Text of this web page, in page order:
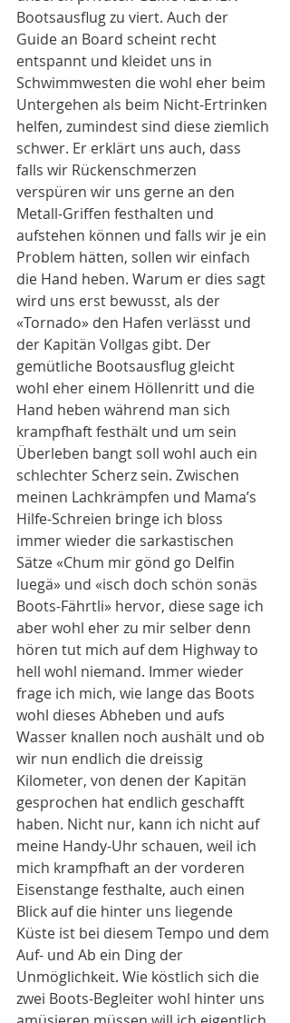
Bootsausflug zu viert. Auch der
Guide an Board scheint recht
entspannt und kleidet uns in
Schwimmwesten die wohl eher beim
Untergehen als beim Nicht-Ertrinken
helfen, zumindest sind diese ziemlich
schwer. Er erklärt uns auch, dass
falls wir Rückenschmerzen
verspüren wir uns gerne an den
Metall-Griffen festhalten und
aufstehen können und falls wir je ein
Problem hätten, sollen wir einfach
die Hand heben. Warum er dies sagt
wird uns erst bewusst, als der
«Tornado» den Hafen verlässt und
der Kapitän Vollgas gibt. Der
gemütliche Bootsausflug gleicht
wohl eher einem Höllenritt und die
Hand heben während man sich
krampfhaft festhält und um sein
Überleben bangt soll wohl auch ein
schlechter Scherz sein. Zwischen
meinen Lachkrämpfen und Mama’s
Hilfe-Schreien bringe ich bloss
immer wieder die sarkastischen
Sätze «Chum mir gönd go Delfin
luegä» und «isch doch schön sonäs
Boots-Fährtli» hervor, diese sage ich
aber wohl eher zu mir selber denn
hören tut mich auf dem Highway to
hell wohl niemand. Immer wieder
frage ich mich, wie lange das Boots
wohl dieses Abheben und aufs
Wasser knallen noch aushält und ob
wir nun endlich die dreissig
Kilometer, von denen der Kapitän
gesprochen hat endlich geschafft
haben. Nicht nur, kann ich nicht auf
meine Handy-Uhr schauen, weil ich
mich krampfhaft an der vorderen
Eisenstange festhalte, auch einen
Blick auf die hinter uns liegende
Küste ist bei diesem Tempo und dem
Auf- und Ab ein Ding der
Unmöglichkeit. Wie köstlich sich die
zwei Boots-Begleiter wohl hinter uns